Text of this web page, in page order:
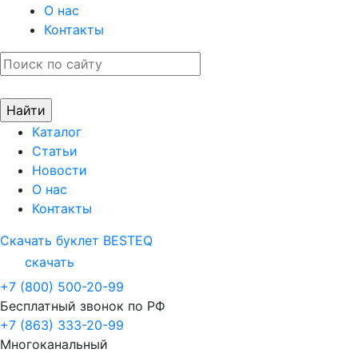
О нас
Контакты
Каталог
Статьи
Новости
О нас
Контакты
Скачать буклет BESTEQ
скачать
+7 (800) 500-20-99
Бесплатный звонок по РФ
+7 (863) 333-20-99
Многоканальный